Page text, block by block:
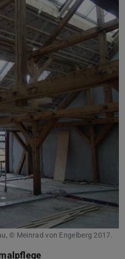
© Meinrad von Engelberg 2017.